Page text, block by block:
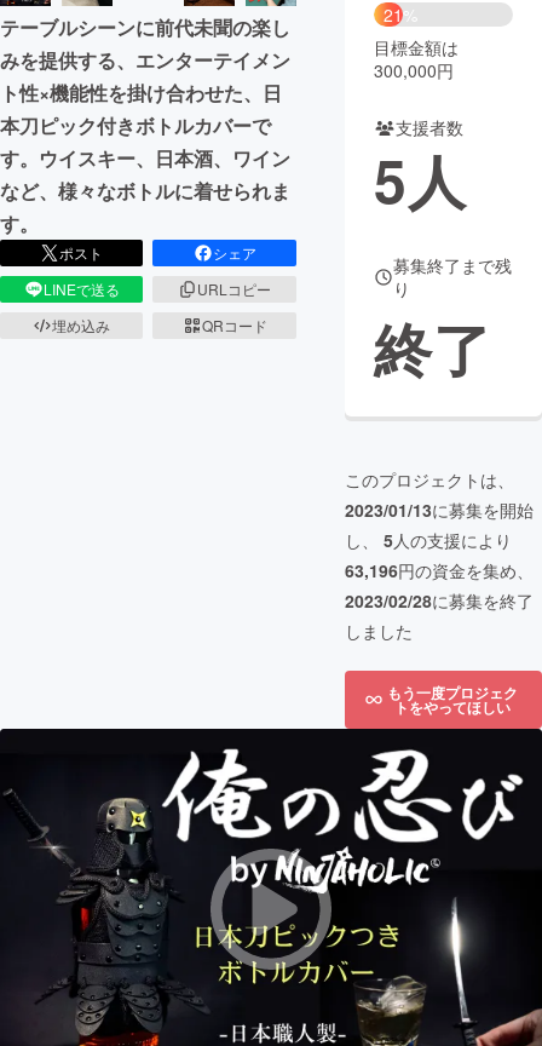
まちづくり・地域活性化
CAMPFIRE for Social Good
CAMPFIRE Creation
CAMPFIREふるさと納税
コミュニティ
テーブルシーンに前代未聞の楽し
みを提供する、エンターテイメン
ト性×機能性を掛け合わせた、日
本刀ピック付きボトルカバーで
す。ウイスキー、日本酒、ワイン
など、様々なボトルに着せられま
す。
ポスト
シェア
LINEで送る
URLコピー
埋め込み
QRコード
21%
目標金額は
300,000円
支援者数
5人
募集終了まで残
り
終了
このプロジェクトは、
2023/01/13に募集を開始
し、 5人の支援により
63,196円の資金を集め、
2023/02/28に募集を終了
しました
もう一度プロジェク
トをやってほしい